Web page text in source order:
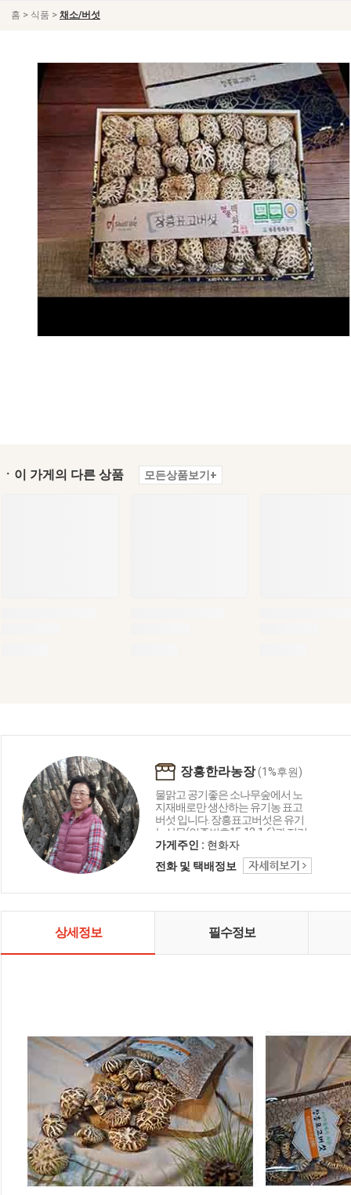
홈 > 식품 > 채소/버섯
ㆍ이 가게의 다른 상품 모든상품보기+
장흥한라농장(1%후원)
물맑고 공기좋은 소나무숲에서 노
지재배로만 생산하는 유기농 표고
버섯 입니다. 장흥표고버섯은 유기
농산물(인증번호15-12-1-6)과 지리
적표시등록 (산림청2호)을 한 상품
으로 육질이 두껍고 쫄깃쫄깃한 맛
과 향이 뛰어나 명품으로 인정받고
30여년간 직접 생산하고 있습니다.
가지고 있습니다.
가게주인 : 현화자
전화 및 택배정보
상세정보 필수정보